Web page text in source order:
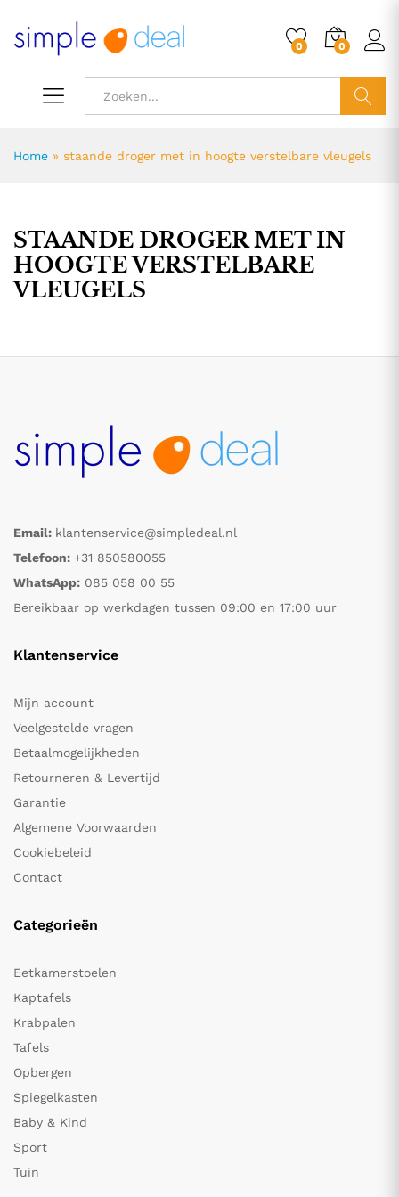
0 0
Home » staande droger met in hoogte verstelbare vleugels
STAANDE DROGER MET IN
HOOGTE VERSTELBARE
VLEUGELS
Email: klantenservice@simpledeal.nl
Telefoon: +31 850580055
WhatsApp: 085 058 00 55
Bereikbaar op werkdagen tussen 09:00 en 17:00 uur
Klantenservice
Mijn account
Veelgestelde vragen
Betaalmogelijkheden
Retourneren & Levertijd
Garantie
Algemene Voorwaarden
Cookiebeleid
Contact
Categorieën
Eetkamerstoelen
Kaptafels
Krabpalen
Tafels
Opbergen
Spiegelkasten
Baby & Kind
Sport
Tuin